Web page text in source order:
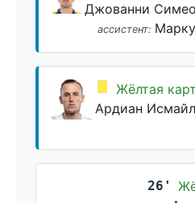
Джованни
ассистент:
Жёлтая
Ардиан
26'